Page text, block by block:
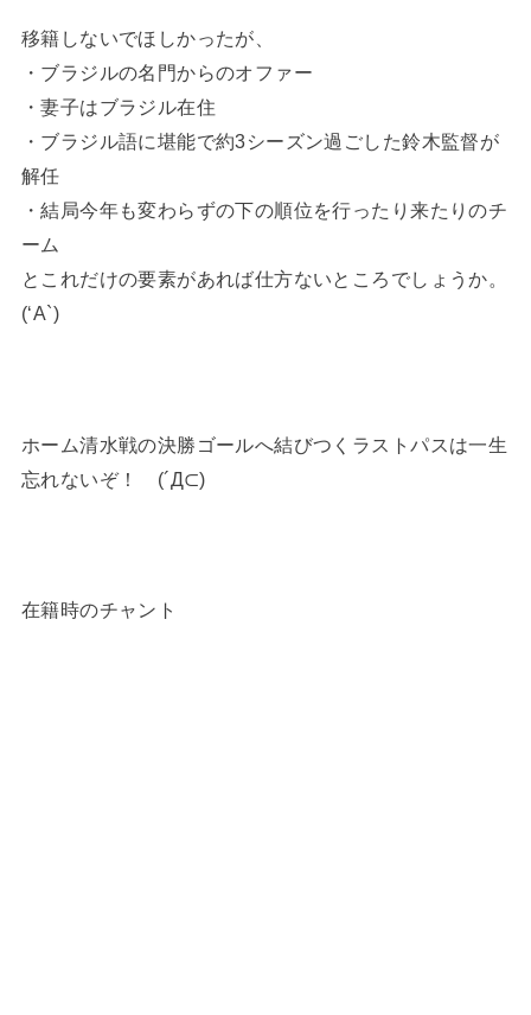
移籍しないでほしかったが、
・ブラジルの名門からのオファー
・妻子はブラジル在住
・ブラジル語に堪能で約3シーズン過ごした鈴木監督が
解任
・結局今年も変わらずの下の順位を行ったり来たりのチ
ーム
とこれだけの要素があれば仕方ないところでしょうか。
(‘A`)
ホーム清水戦の決勝ゴールへ結びつくラストパスは一生
忘れないぞ！ (´Д⊂)
在籍時のチャント